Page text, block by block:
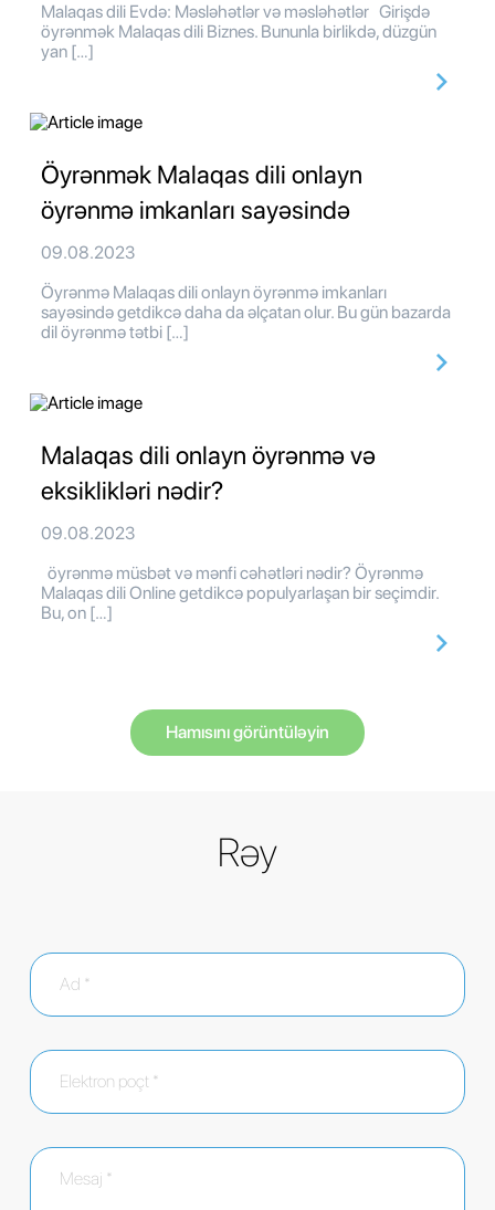
Malaqas dili Evdə: Məsləhətlər və məsləhətlər Girişdə
öyrənmək Malaqas dili Biznes. Bununla birlikdə, düzgün
yan […]
Öyrənmək Malaqas dili onlayn
öyrənmə imkanları sayəsində
09.08.2023
Öyrənmə Malaqas dili onlayn öyrənmə imkanları
sayəsində getdikcə daha da əlçatan olur. Bu gün bazarda
dil öyrənmə tətbi […]
Malaqas dili onlayn öyrənmə və
eksiklikləri nədir?
09.08.2023
öyrənmə müsbət və mənfi cəhətləri nədir? Öyrənmə
Malaqas dili Online getdikcə populyarlaşan bir seçimdir.
Bu, on […]
Hamısını görüntüləyin
Rəy